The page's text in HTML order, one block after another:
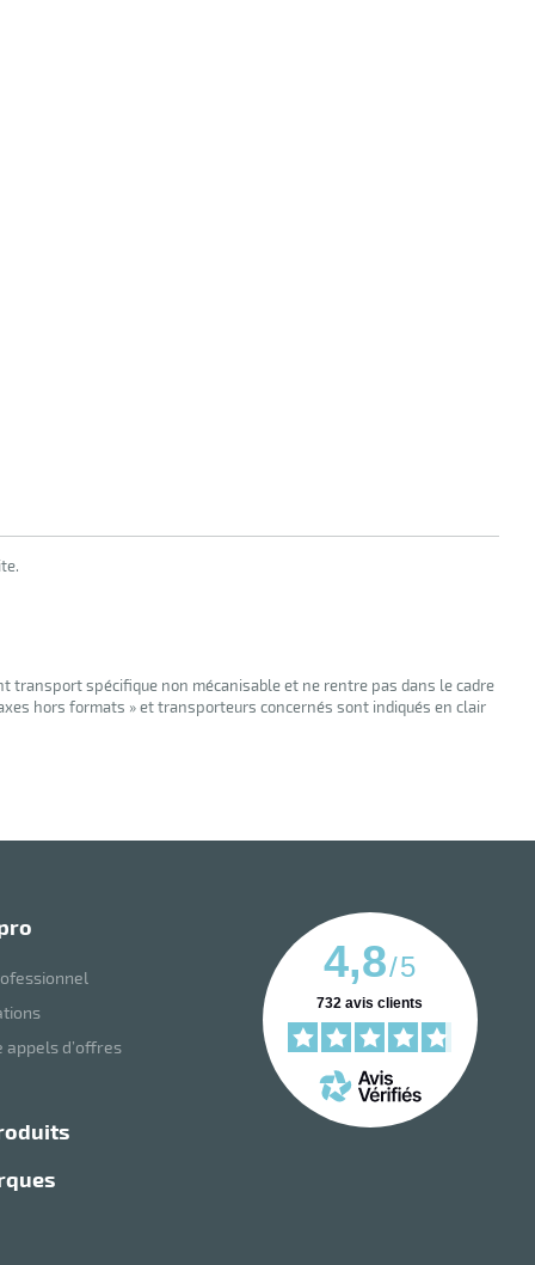
spécifique non mécanisable et ne rentre pas dans le cadre
hors formats » et transporteurs concernés sont indiqués en clair
appels d’offres
4,8/5
732 avis clients